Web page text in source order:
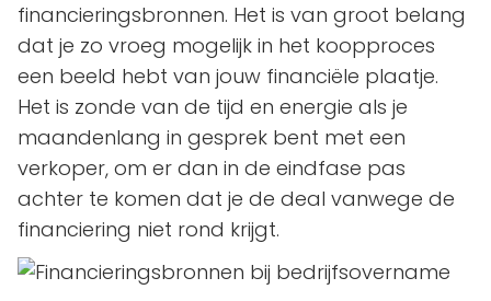
financieringsbronnen. Het is van groot belang
dat je zo vroeg mogelijk in het koopproces
een beeld hebt van jouw financiële plaatje.
Het is zonde van de tijd en energie als je
maandenlang in gesprek bent met een
verkoper, om er dan in de eindfase pas
achter te komen dat je de deal vanwege de
financiering niet rond krijgt.